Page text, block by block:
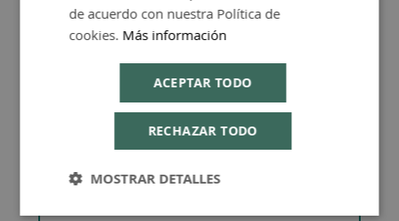
de acuerdo con nuestra Política de
cookies. Más información
ACEPTAR TODO
RECHAZAR TODO
MOSTRAR DETALLES